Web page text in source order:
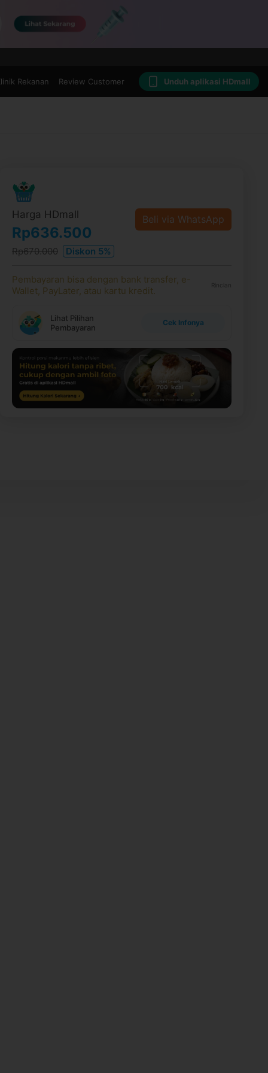
Rekanan Review Customer Unduh aplikasi HDmall
Harga HDmall
Rp636.500
Rp670.000 Diskon 5%
Beli via WhatsApp
Pembayaran bisa dengan bank transfer, e-
Wallet, PayLater, atau kartu kredit.
Rincian
Lihat Pilihan
Pembayaran
Cek Infonya